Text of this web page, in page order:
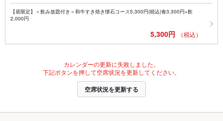
【昼限定】＜飲み放題付き＞和牛すき焼き懐石コース5,300円(税込)食3,300円+飲
2,000円
5,300円 （税込）
カレンダーの更新に失敗しました。
下記ボタンを押して空席状況を更新してください。
空席状況を更新する